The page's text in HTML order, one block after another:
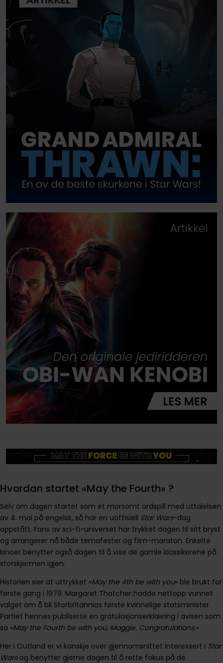
Hvordan startet «May the Fourth» ?
Selv om dagen startet som et morsomt ordspill med uttalelsen
av 4. mai på engelsk, så har en uoffisiell Star Wars-dag
oppstått. Fans av sci-fi-universet har trykket dagen til sitt bryst
og arrangerer nå både temafester og film-maraton. Enkelte
kinoer benytter også dagen til å vise de gamle klassikerene på
storskjermen igjen.
Historien sier at uttrykket «May the 4th be with you» ble brukt for
første gang i 1979. Margaret Thatcher hadde nettopp vunnet
valget om å bli Storbritannias første kvinnelige statsminister.
Partiet hennes publiserte en gratulasjonserklæring i avisen som
sa «May the Fourth be with you, Maggie. Congratulations.»
Her i Outland er vi kanskje over gjennomsnittet interessert i Star
Warsog benytter gjerne dagen til å rette fokus på de